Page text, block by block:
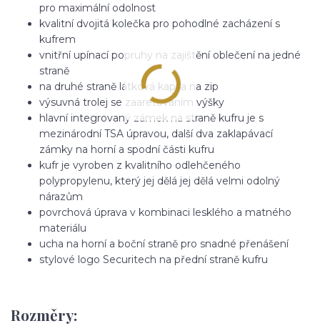
pro maximální odolnost
kvalitní dvojitá kolečka pro pohodlné zacházení s
kufrem
vnitřní upínací popruhy na zajištění oblečení na jedné
straně
na druhé straně látková kapsa na zip
výsuvná trolej se zaaretováním výšky
hlavní integrovaný zámek na straně kufru je s
mezinárodní TSA úpravou, další dva zaklapávací
zámky na horní a spodní části kufru
kufr je vyroben z kvalitního odlehčeného
polypropylenu, který jej dělá jej dělá velmi odolný
nárazům
povrchová úprava v kombinaci lesklého a matného
materiálu
ucha na horní a boční straně pro snadné přenášení
stylové logo Securitech na přední straně kufru
Rozměry: